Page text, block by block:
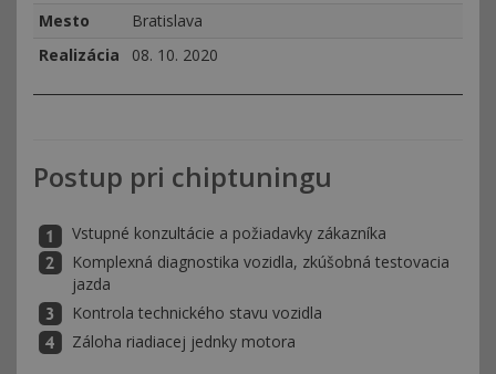
Mesto
Bratislava
Realizácia
08. 10. 2020
Postup pri chiptuningu
Vstupné konzultácie a požiadavky zákazníka
Komplexná diagnostika vozidla, zkúšobná testovacia
jazda
Kontrola technického stavu vozidla
Záloha riadiacej jednky motora